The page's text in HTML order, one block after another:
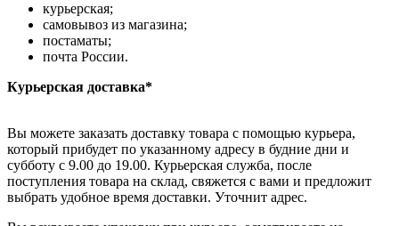
курьерская;
самовывоз из магазина;
постаматы;
почта России.
Курьерская доставка*
Вы можете заказать доставку товара с помощью курьера,
который прибудет по указанному адресу в будние дни и
субботу с 9.00 до 19.00. Курьерская служба, после
поступления товара на склад, свяжется с вами и предложит
выбрать удобное время доставки. Уточнит адрес.